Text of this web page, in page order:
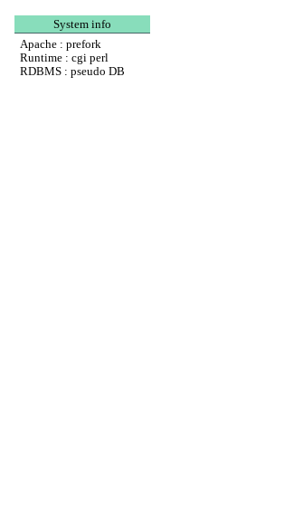
System info
Apache : prefork
Runtime : cgi perl
RDBMS : pseudo DB